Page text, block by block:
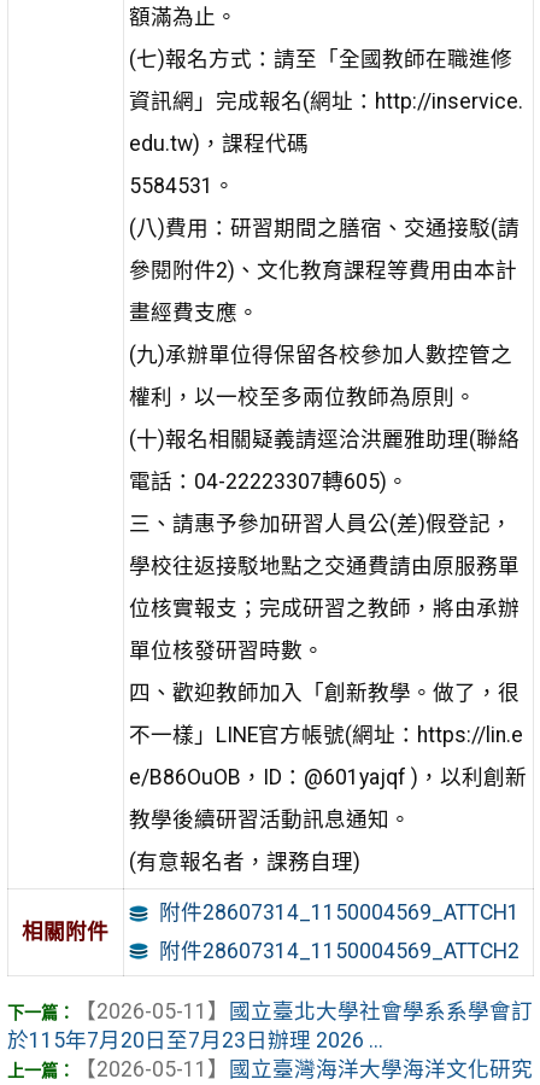
額滿為止。
(七)報名方式：請至「全國教師在職進修
資訊網」完成報名(網址：http://inservice.
edu.tw)，課程代碼
5584531。
(八)費用：研習期間之膳宿、交通接駁(請
參閱附件2)、文化教育課程等費用由本計
畫經費支應。
(九)承辦單位得保留各校參加人數控管之
權利，以一校至多兩位教師為原則。
(十)報名相關疑義請逕洽洪麗雅助理(聯絡
電話：04-22223307轉605)。
三、請惠予參加研習人員公(差)假登記，
學校往返接駁地點之交通費請由原服務單
位核實報支；完成研習之教師，將由承辦
單位核發研習時數。
四、歡迎教師加入「創新教學。做了，很
不一樣」LINE官方帳號(網址：https://lin.e
e/B86OuOB，ID：@601yajqf )，以利創新
教學後續研習活動訊息通知。
(有意報名者，課務自理)
相關附件
附件28607314_1150004569_ATTCH1
附件28607314_1150004569_ATTCH2
【2026-05-11】
國立臺北大學社會學系系學會訂
於115年7月20日至7月23日辦理 2026 ...
【2026-05-11】
國立臺灣海洋大學海洋文化研究